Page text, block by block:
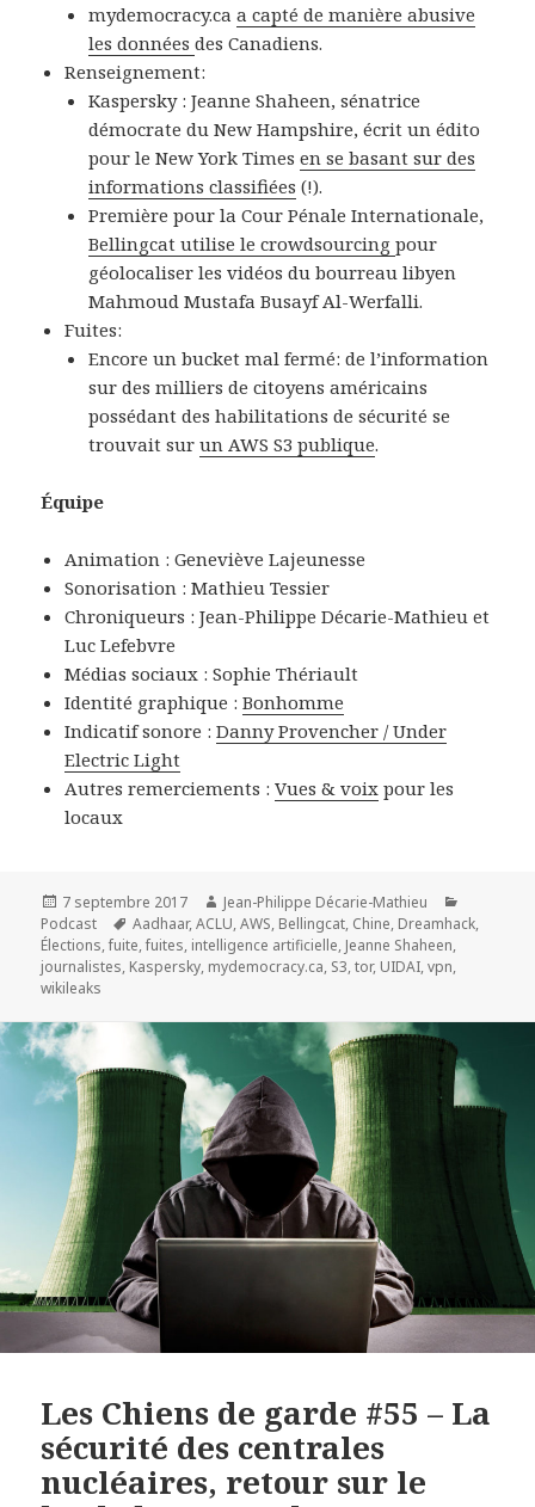
mydemocracy.caa capté de manière abusive
les donnéesdes Canadiens.
Renseignement:
Kaspersky : Jeanne Shaheen, sénatrice
démocrate du New Hampshire, écrit un édito
pour le New York Timesen se basant sur des
informations classifiées (!).
Première pour la Cour Pénale Internationale,
Bellingcat utilise le crowdsourcingpour
géolocaliser les vidéos du bourreau libyen
Mahmoud Mustafa Busayf Al-Werfalli.
Fuites:
Encore un bucket mal fermé: de l’information
sur des milliers de citoyens américains
possédant des habilitations de sécurité se
trouvait surun AWS S3 publique.
Équipe
Animation : Geneviève Lajeunesse
Sonorisation : Mathieu Tessier
Chroniqueurs : Jean-Philippe Décarie-Mathieu et
Luc Lefebvre
Médias sociaux : Sophie Thériault
Identité graphique :Bonhomme
Indicatif sonore :Danny Provencher / Under
Electric Light
Autres remerciements :Vues & voix pour les
locaux
Publié
le
7 septembre 2017 Auteur
Jean-Philippe Décarie-Mathieu
Podcast
Mots-
clés
Aadhaar,ACLU,AWS, Bellingcat, Chine, Dreamhack,
Élections,fuite,fuites, intelligence artificielle, Jeanne Shaheen,
journalistes, Kaspersky, mydemocracy.ca, S3,tor, UIDAI,vpn,
wikileaks
Les Chiens de garde #55 – La
sécurité des centrales
nucléaires, retour sur le